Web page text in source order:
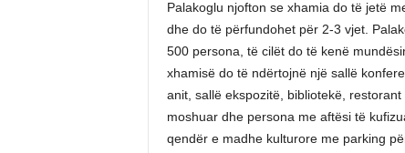
Palakoglu njofton se xhamia do të jetë
dhe do të përfundohet për 2-3 vjet.
500 persona, të cilët do të kenë
xhamisë do të ndërtojnë një sallë
anit, sallë ekspozitë, bibliotekë,
moshuar dhe persona me aftësi të
qendër e madhe kulturore me parking